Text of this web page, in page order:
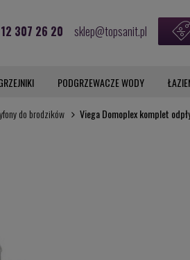
12 307 26 20 sklep@topsanit.pl
PODGRZEWACZE WODY
do brodzików Viega Domoplex komplet